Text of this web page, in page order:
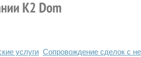
услуги Сопровождение сделок с